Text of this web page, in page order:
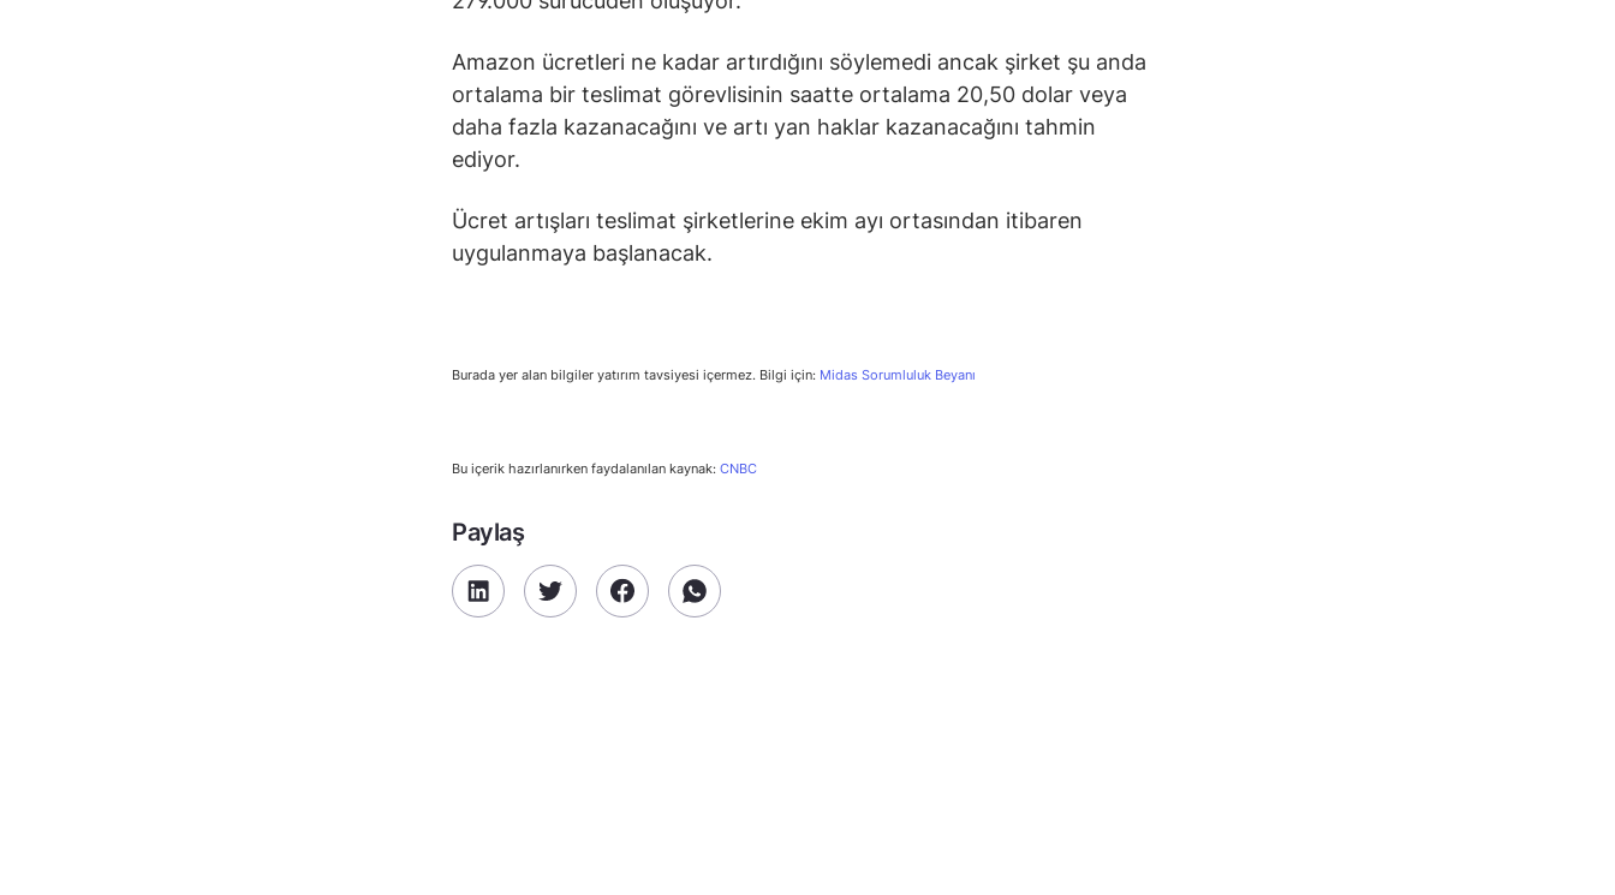
Amazon ücretleri ne kadar artırdığını söylemedi ancak şirket şu anda
ortalama bir teslimat görevlisinin saatte ortalama 20,50 dolar veya
daha fazla kazanacağını ve artı yan haklar kazanacağını tahmin
ediyor.
Ücret artışları teslimat şirketlerine ekim ayı ortasından itibaren
uygulanmaya başlanacak.
Burada yer alan bilgiler yatırım tavsiyesi içermez. Bilgi için: Midas Sorumluluk Beyanı
Bu içerik hazırlanırken faydalanılan kaynak: CNBC
Paylaş